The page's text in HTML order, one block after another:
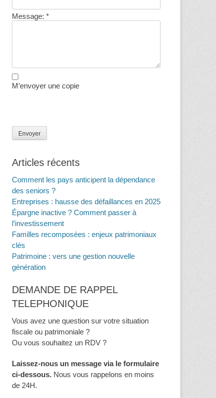
Message: *
M’envoyer une copie
Articles récents
Comment les pays anticipent la dépendance
des seniors ?
Entreprises : hausse des défaillances en 2025
Épargne inactive ? Comment passer à
l’investissement
Familles recomposées : enjeux patrimoniaux
clés
Patrimoine : vers une gestion nouvelle
génération
DEMANDE DE RAPPEL
TELEPHONIQUE
Vous avez une question sur votre situation
fiscale ou patrimoniale ?
Ou vous souhaitez un RDV ?
Laissez-nous un message via le formulaire
ci-dessous. Nous vous rappelons en moins
de 24H.